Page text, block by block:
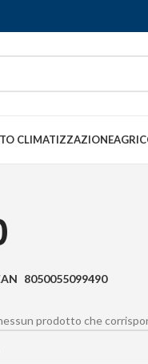
CLIMATIZZAZIONE
8050055099490
prodotto che